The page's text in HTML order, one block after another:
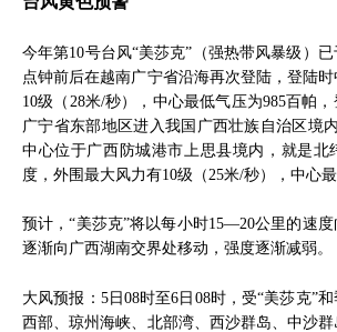
今年第10号台风“美莎克”（强热带风暴级）
点钟前后在越南广宁省沿海再次登陆，登陆
10级（28米/秒），中心最低气压为985百帕
广宁省东部地区进入我国广西壮族自治区境
中心位于广西防城港市上思县境内，就是北
度，外围最大风力有10级（25米/秒），中心最
预计，“美莎克”将以每小时15—20公里的速度
逐渐向广西湖南交界处移动，强度逐渐减弱。
大风预报：5日08时至6日08时，受“美莎克”
西部、琼州海峡、北部湾、西沙群岛、中沙